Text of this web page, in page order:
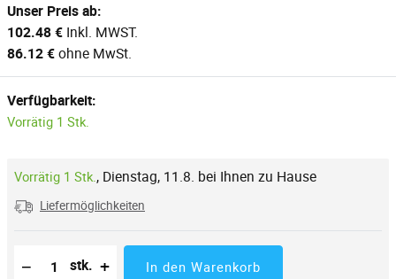
Unser Preis ab:
102.48 € Inkl. MWST.
86.12 €ohne MwSt.
Verfügbarkeit:
Vorrätig 1 Stk.
Vorrätig 1 Stk., Dienstag, 11.8. bei Ihnen zu Hause
Liefermöglichkeiten
−
Reduzierung der Menge
Anzahl der Stücke
stk. + In den Warenkorb